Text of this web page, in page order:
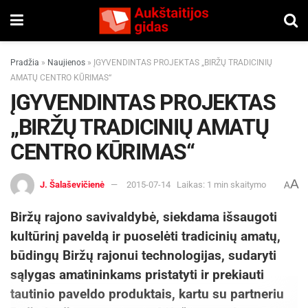
Pradžia » Naujienos » ĮGYVENDINTAS PROJEKTAS „BIRŽŲ TRADICINIŲ
AMATŲ CENTRO KŪRIMAS“
ĮGYVENDINTAS PROJEKTAS
„BIRŽŲ TRADICINIŲ AMATŲ
CENTRO KŪRIMAS“
J. Šalaševičienė 2015-07-14 Laikas: 1 min skaitymo AA
Biržų rajono savivaldybė, siekdama išsaugoti
kultūrinį paveldą ir puoselėti tradicinių amatų,
būdingų Biržų rajonui technologijas, sudaryti
sąlygas amatininkams pristatyti ir prekiauti
tautinio paveldo produktais, kartu su partneriu